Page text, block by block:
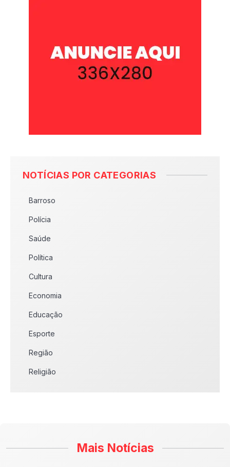
NOTÍCIAS POR CATEGORIAS
Barroso
Polícia
Saúde
Política
Cultura
Economia
Educação
Esporte
Região
Religião
Mais Notícias